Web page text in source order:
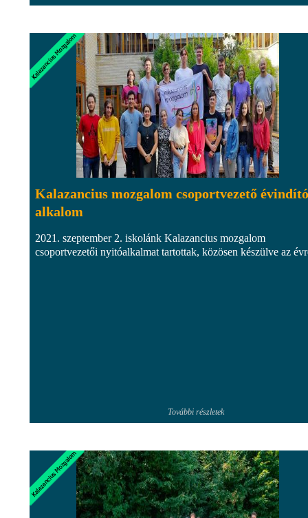
Kalazancius mozgalom csoportvezető évindító
alkalom
2021. szeptember 2. iskolánk Kalazancius mozgalom
csoportvezetői nyitóalkalmat tartottak, közösen készülve az
További részletek